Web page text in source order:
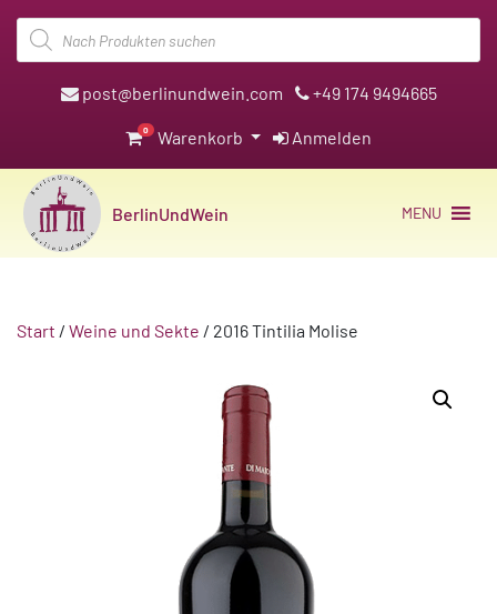
Products
search
post@berlinundwein.com +49 174 9494665
0 Warenkorb Anmelden
BerlinUndWein MENU
Start / Weine und Sekte / 2016 Tintilia Molise